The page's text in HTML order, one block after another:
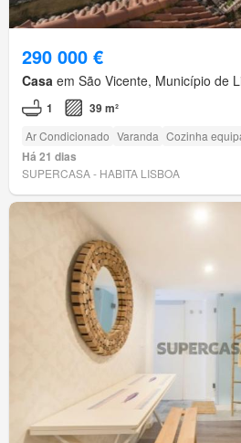
290 000 €
Casa em São Vicente, Município de
1 39 m²
Ar Condicionado Varanda Cozinha
Há 21 dias
SUPERCASA - HABITA LISBOA